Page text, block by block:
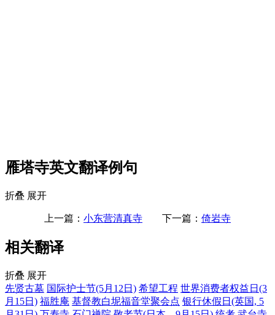
雁塔寺英文翻译例句
折叠 展开
上一篇： 小东营清真寺 下一篇： 倚岩寺
相关翻译
折叠 展开
先贤古墓 国际护士节(5月12日) 希望工程 世界消费者权益日(3
月15日) 福胜庵 基督教白坭福音堂聚会点 银行休假日(英国, 5